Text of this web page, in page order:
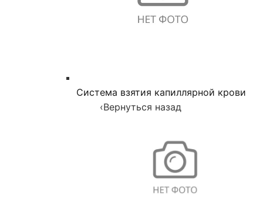
Система взятия капиллярной крови
‹Вернуться назад